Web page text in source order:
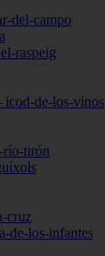
del-campo
raspeig
icod-de-los-vinos
río-tirón
cruz
de-los-infantes